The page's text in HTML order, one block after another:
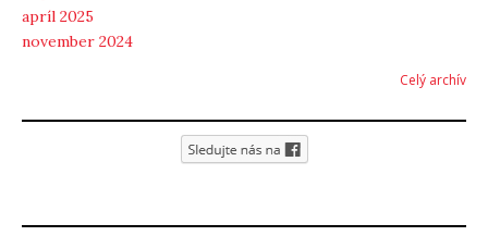
apríl 2025
november 2024
Celý archív